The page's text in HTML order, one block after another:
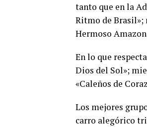
tanto que en la
Ritmo de Brasil»;
Hermoso
En lo que
Dios del Sol»;
«Caleños de
Los mejores
carro alegórico